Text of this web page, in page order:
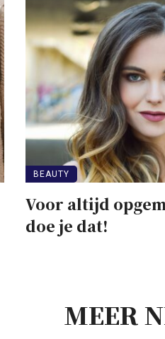
BEAUTY
Voor altijd
doe je dat!
MEER